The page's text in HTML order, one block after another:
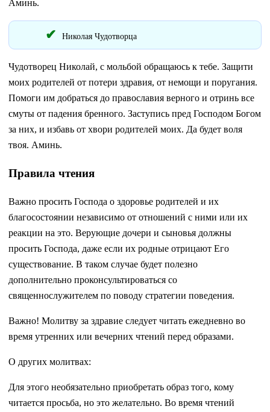
Аминь.
Николая Чудотворца
Чудотворец Николай, с мольбой обращаюсь к тебе. Защити
моих родителей от потери здравия, от немощи и поругания.
Помоги им добраться до православия верного и отринь все
смуты от падения бренного. Заступись пред Господом Богом
за них, и избавь от хвори родителей моих. Да будет воля
твоя. Аминь.
Правила чтения
Важно просить Господа о здоровье родителей и их
благосостоянии независимо от отношений с ними или их
реакции на это. Верующие дочери и сыновья должны
просить Господа, даже если их родные отрицают Его
существование. В таком случае будет полезно
дополнительно проконсультироваться со
священнослужителем по поводу стратегии поведения.
Важно! Молитву за здравие следует читать ежедневно во
время утренних или вечерних чтений перед образами.
О других молитвах:
Для этого необязательно приобретать образ того, кому
читается просьба, но это желательно. Во время чтений